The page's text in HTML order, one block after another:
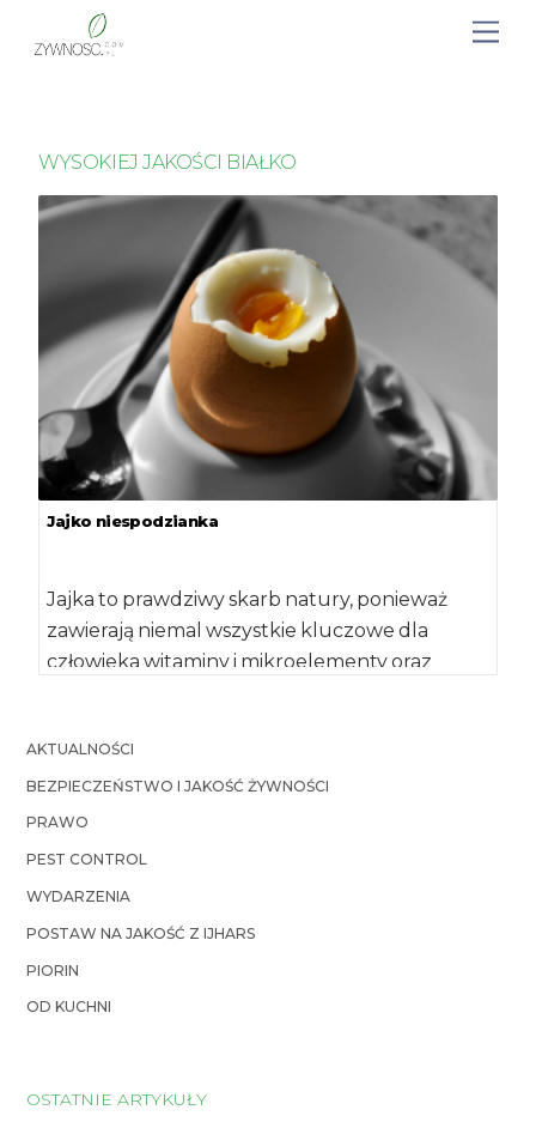
WYSOKIEJ JAKOŚCI BIAŁKO
Jajko niespodzianka
Jajka to prawdziwy skarb natury, ponieważ
zawierają niemal wszystkie kluczowe dla
człowieka witaminy i mikroelementy oraz
AKTUALNOŚCI
BEZPIECZEŃSTWO I JAKOŚĆ ŻYWNOŚCI
PRAWO
PEST CONTROL
WYDARZENIA
POSTAW NA JAKOŚĆ Z IJHARS
PIORIN
OD KUCHNI
OSTATNIE ARTYKUŁY